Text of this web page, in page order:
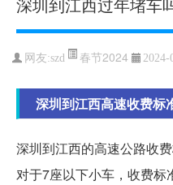
深圳到江西过年堵车
网友:szd 春节2024 2024-
深圳到江西高速收费标
深圳到江西的高速公路收
对于7座以下小车，收费标